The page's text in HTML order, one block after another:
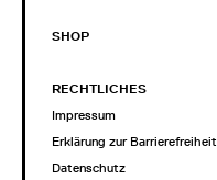
SHOP
RECHTLICHES
Impressum
Erklärung zur Barrierefreiheit
Datenschutz